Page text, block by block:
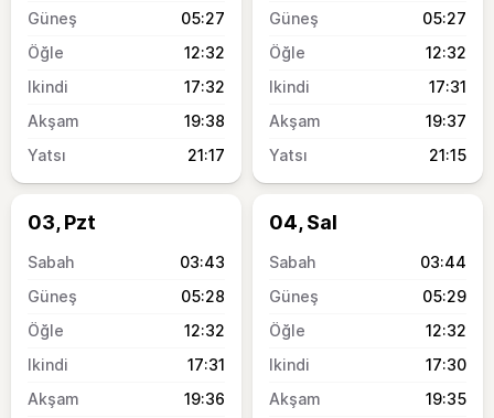
05:27
12:32
17:32
19:38
21:17
05:27
12:32
17:31
19:37
21:15
03, Pzt
03:43
05:28
12:32
17:31
19:36
04, Sal
03:44
05:29
12:32
17:30
19:35